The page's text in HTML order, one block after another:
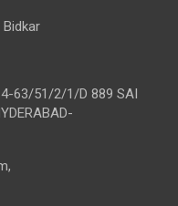
Bidkar
63/51/2/1/D 889 SAI